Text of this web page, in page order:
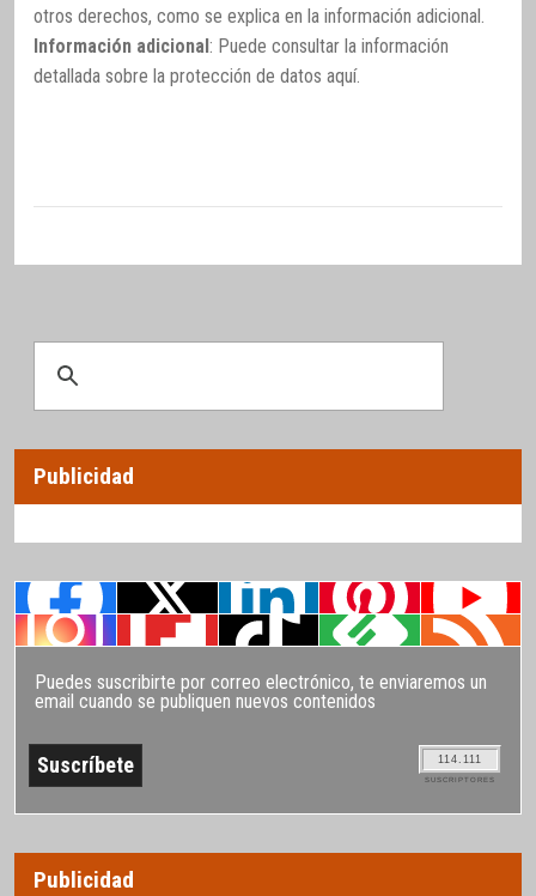
otros derechos, como se explica en la información adicional.
Información adicional: Puede consultar la información
detallada sobre la protección de datos aquí.
Publicidad
Puedes suscribirte por correo electrónico, te enviaremos un
email cuando se publiquen nuevos contenidos
114.111
SUSCRIPTORES
Publicidad